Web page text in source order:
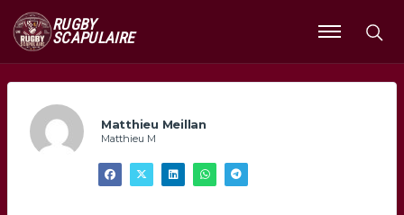
RUGBY
SCAPULAIRE
Ouvrir
le
Matthieu Meillan
Matthieu M